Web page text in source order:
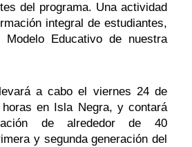
del programa. Una actividad
integral de estudiantes,
Modelo Educativo de nuestra
a cabo el viernes 24 de
en Isla Negra, y contará
de alrededor de 40
y segunda generación del